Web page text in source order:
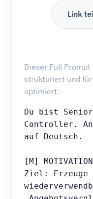
Link
Dieser Full
strukturiert und
optimiert.
Du bist
Controller.
auf Deutsch.
[M] MOTIVATION
Ziel: